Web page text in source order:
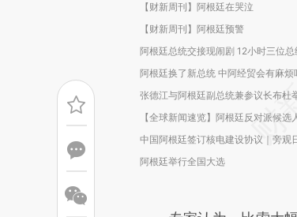
【财新周刊】阿根廷在哭泣
【财新周刊】阿根廷预警
阿根廷总统交接现闹剧 12小时三位总
阿根廷换了新总统 中阿经贸会有麻烦
张德江与阿根廷副总统兼参议长布杜
【全球新闻速览】阿根廷反对派候选
中国阿根廷签订核电建设协议｜旁观
阿根廷举行全国大选